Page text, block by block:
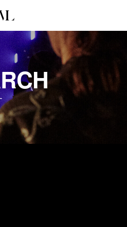
一覧
集記事
績案内
初めての方へ
Q&A